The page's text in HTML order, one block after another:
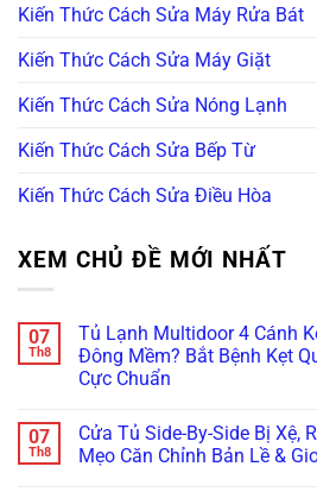
Kiến Thức Cách Sửa Máy Rửa Bát
Kiến Thức Cách Sửa Máy Giặt
Kiến Thức Cách Sửa Nóng Lạnh
Kiến Thức Cách Sửa Bếp Từ
Kiến Thức Cách Sửa Điều Hòa
XEM CHỦ ĐỀ MỚI NHẤT
07
Th8
Tủ Lạnh Multidoor 4 Cánh
Đông Mềm? Bắt Bệnh Kẹt
Cực Chuẩn
bình
luận
ở
07
Th8
Cửa Tủ Side-By-Side Bị Xệ,
Mẹo Căn Chỉnh Bản Lề &